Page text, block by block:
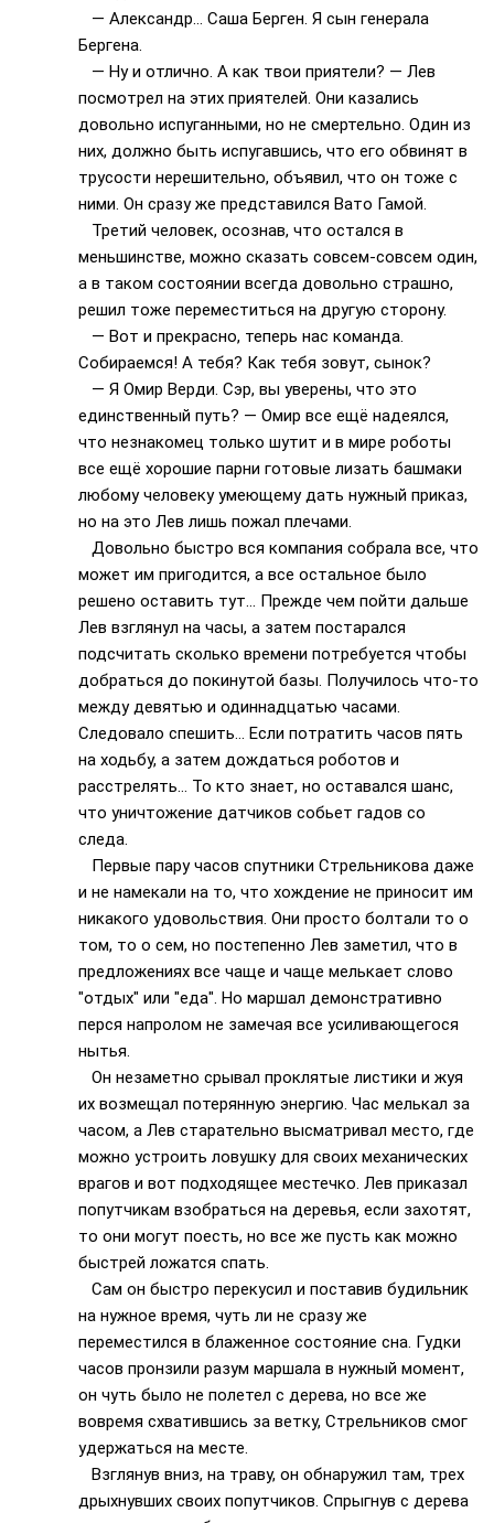
— Александр… Саша Берген. Я сын генерала
Бергена.
— Ну и отлично. А как твои приятели? — Лев
посмотрел на этих приятелей. Они казались
довольно испуганными, но не смертельно. Один из
них, должно быть испугавшись, что его обвинят в
трусости нерешительно, объявил, что он тоже с
ними. Он сразу же представился Вато Гамой.
Третий человек, осознав, что остался в
меньшинстве, можно сказать совсем-совсем один,
а в таком состоянии всегда довольно страшно,
решил тоже переместиться на другую сторону.
— Вот и прекрасно, теперь нас команда.
Собираемся! А тебя? Как тебя зовут, сынок?
— Я Омир Верди. Сэр, вы уверены, что это
единственный путь? — Омир все ещё надеялся,
что незнакомец только шутит и в мире роботы
все ещё хорошие парни готовые лизать башмаки
любому человеку умеющему дать нужный приказ,
но на это Лев лишь пожал плечами.
Довольно быстро вся компания собрала все, что
может им пригодится, а все остальное было
решено оставить тут… Прежде чем пойти дальше
Лев взглянул на часы, а затем постарался
подсчитать сколько времени потребуется чтобы
добраться до покинутой базы. Получилось что-то
между девятью и одиннадцатью часами.
Следовало спешить… Если потратить часов пять
на ходьбу, а затем дождаться роботов и
расстрелять… То кто знает, но оставался шанс,
что уничтожение датчиков собьет гадов со
следа.
Первые пару часов спутники Стрельникова даже
и не намекали на то, что хождение не приносит им
никакого удовольствия. Они просто болтали то о
том, то о сем, но постепенно Лев заметил, что в
предложениях все чаще и чаще мелькает слово
"отдых" или "еда". Но маршал демонстративно
перся напролом не замечая все усиливающегося
нытья.
Он незаметно срывал проклятые листики и жуя
их возмещал потерянную энергию. Час мелькал за
часом, а Лев старательно высматривал место, где
можно устроить ловушку для своих механических
врагов и вот подходящее местечко. Лев приказал
попутчикам взобраться на деревья, если захотят,
то они могут поесть, но все же пусть как можно
быстрей ложатся спать.
Сам он быстро перекусил и поставив будильник
на нужное время, чуть ли не сразу же
переместился в блаженное состояние сна. Гудки
часов пронзили разум маршала в нужный момент,
он чуть было не полетел с дерева, но все же
вовремя схватившись за ветку, Стрельников смог
удержаться на месте.
Взглянув вниз, на траву, он обнаружил там, трех
дрыхнувших своих попутчиков. Спрыгнув с дерева